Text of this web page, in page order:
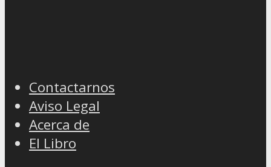
Contactarnos
Aviso Legal
Acerca de
El Libro